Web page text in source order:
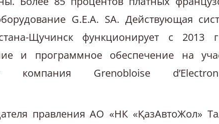
G.E.A. SA. Действующая
Щучинск функционирует с 2013
и программное обеспечение на
компания Grenobloise
правления АО «НК «ҚазАвтоЖол»